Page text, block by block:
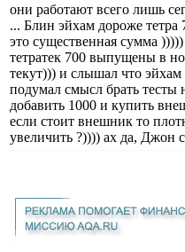
они работают всего лишь
... Блин эйхам дороже тетра
это существенная сумма
тетратек 700 выпущены в
текут))) и слышал что
подумал смысл брать тесты
добавить 1000 и купить
если стоит внешник то
увеличить ?)))) ах да, Джон